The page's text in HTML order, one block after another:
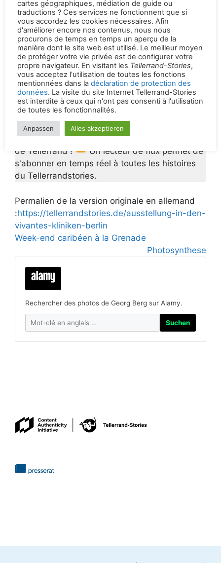
Notre méthode de rédaction se caractérise par
un travail de texte vécu et bien documenté et
par une photographie professionnelle et vivante.
Pour toutes les histoires, les impressions de
voyage et les photos sont prises au même
endroit. Ainsi, les photos complètent et
soutiennent ce que nous lisons et le
transmettent.
Ne manquez plus jamais les nouvelles histoires
de Tellerrand !
Un lecteur de flux permet de
s'abonner en temps réel à toutes les histoires
du Tellerrandstories.
Permalien de la version originale en allemand
:https://tellerrandstories.de/ausstellung-in-den-
vivantes-kliniken-berlin
Week-end caribéen à la Grenade
Photosynthese
Rechercher des photos de Georg Berg sur Alamy.
Suchen
cartes géographiques, médiation de guide ou
traductions ? Ces services ne fonctionnent que si
vous accordez les cookies nécessaires. Afin
d'améliorer encore nos contenus, nous nous
procurons de temps en temps un aperçu de la
manière dont le site web est utilisé. Le meilleur moyen
de protéger votre vie privée est de configurer votre
propre navigateur. En visitant les Tellerrand-Stories,
vous acceptez l'utilisation de toutes les fonctions
mentionnées dans la déclaration de protection des
données. La visite du site Internet Tellerrand-Stories
est interdite à ceux qui n'ont pas consenti à l'utilisation
de toutes les fonctionnalités.
Anpassen Alles akzeptieren